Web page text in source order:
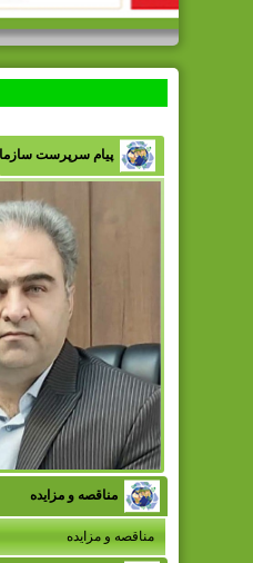
پیام سرپرست
مناقصه و مزایده
مناقصه و مزایده